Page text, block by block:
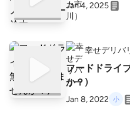
Jan 4, 2025
幸せデリバ
フードドライ
か？)
Jan 8, 2022